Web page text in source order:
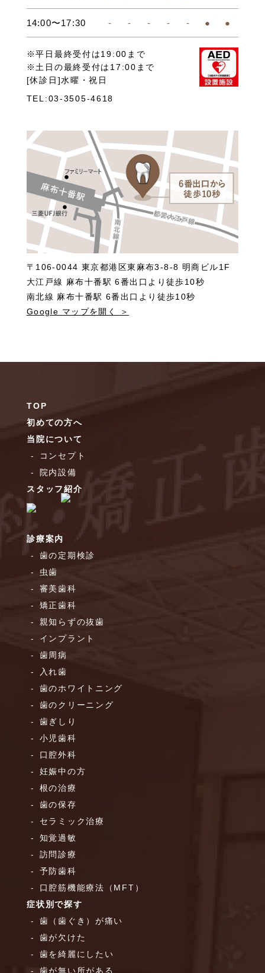
14:00〜17:30 - - - - - ● ●
※平日最終受付は19:00まで
※土日の最終受付は17:00まで
[休診日]水曜・祝日
TEL:03-3505-4618
〒106-0044 東京都港区東麻布3-8-8 明商ビル1F
大江戸線 麻布十番駅 6番出口より徒歩10秒
南北線 麻布十番駅 6番出口より徒歩10秒
Google マップを開く ＞
TOP
初めての方へ
当院について
コンセプト
院内設備
スタッフ紹介
診療案内
歯の定期検診
虫歯
審美歯科
矯正歯科
親知らずの抜歯
インプラント
歯周病
入れ歯
歯のホワイトニング
歯のクリーニング
歯ぎしり
小児歯科
口腔外科
妊娠中の方
根の治療
歯の保存
セラミック治療
知覚過敏
訪問診療
予防歯科
口腔筋機能療法（MFT）
症状別で探す
歯（歯ぐき）が痛い
歯が欠けた
歯を綺麗にしたい
歯が無い所がある